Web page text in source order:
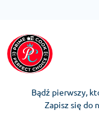
Bądź pierwszy,
Zapisz się do